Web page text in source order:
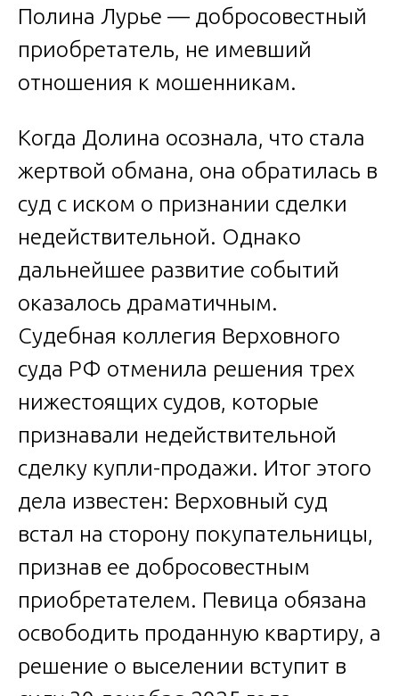
Полина Лурье — добросовестный
приобретатель, не имевший
отношения к мошенникам.
Когда Долина осознала, что стала
жертвой обмана, она обратилась в
суд с иском о признании сделки
недействительной. Однако
дальнейшее развитие событий
оказалось драматичным.
Судебная коллегия Верховного
суда РФ отменила решения трех
нижестоящих судов, которые
признавали недействительной
сделку купли-продажи. Итог этого
дела известен: Верховный суд
встал на сторону покупательницы,
признав ее добросовестным
приобретателем. Певица обязана
освободить проданную квартиру, а
решение о выселении вступит в